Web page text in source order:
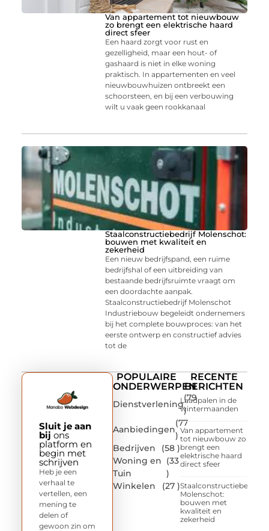
Van appartement tot nieuwbouw
zo brengt een elektrische haard
direct sfeer
Een haard zorgt voor rust en
gezelligheid, maar een hout- of
gashaard is niet in elke woning
praktisch. In appartementen en veel
nieuwbouwhuizen ontbreekt een
schoorsteen, en bij een verbouwing
wilt u vaak geen rookkanaal
Staalconstructiebedrijf Molenschot:
bouwen met kwaliteit en
zekerheid
Een nieuw bedrijfspand, een ruime
bedrijfshal of een uitbreiding van
bestaande bedrijfsruimte vraagt om
een doordachte aanpak.
Staalconstructiebedrijf Molenschot
Industriebouw begeleidt ondernemers
bij het complete bouwproces: van het
eerste ontwerp en constructief advies
tot de
POPULAIRE
ONDERWERPEN
Dienstverlening
(79
)
Aanbiedingen
(77
)
Bedrijven
(58 )
Woning en
Tuin
(33
)
Winkelen
(27 )
RECENTE
BERICHTEN
Laadpalen in de
wintermaanden
Van appartement
tot nieuwbouw zo
brengt een
elektrische haard
direct sfeer
Staalconstructiebedrijf
Molenschot:
bouwen met
kwaliteit en
zekerheid
Sluit je aan
bij ons
platform en
begin met
schrijven
Heb je een
verhaal te
vertellen, een
mening te
delen of
gewoon zin om